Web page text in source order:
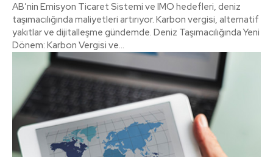
AB’nin Emisyon Ticaret Sistemi ve IMO hedefleri, deniz
taşımacılığında maliyetleri artırıyor. Karbon vergisi, alternatif
yakıtlar ve dijitalleşme gündemde. Deniz Taşımacılığında Yeni
Dönem: Karbon Vergisi ve...